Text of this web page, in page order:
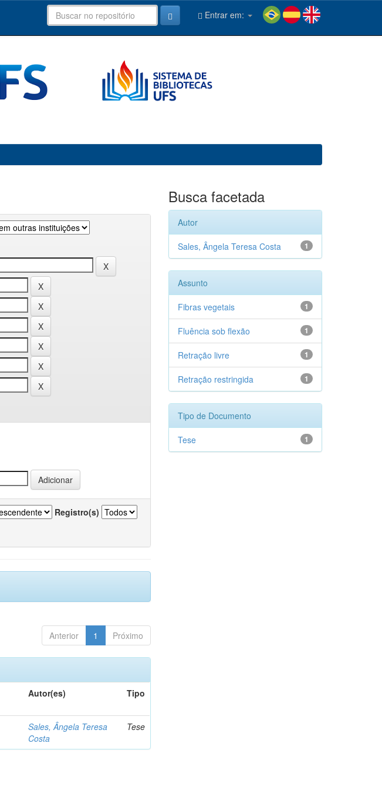
Entrar em:
Registro(s)
Anterior 1 Próximo
Autor(es) Tipo
Sales, Ângela Teresa
Costa
Tese
Busca facetada
Autor
1
Sales, Ângela Teresa Costa
Assunto
1
Fibras vegetais
1
Fluência sob flexão
1
Retração livre
1
Retração restringida
Tipo de Documento
1
Tese